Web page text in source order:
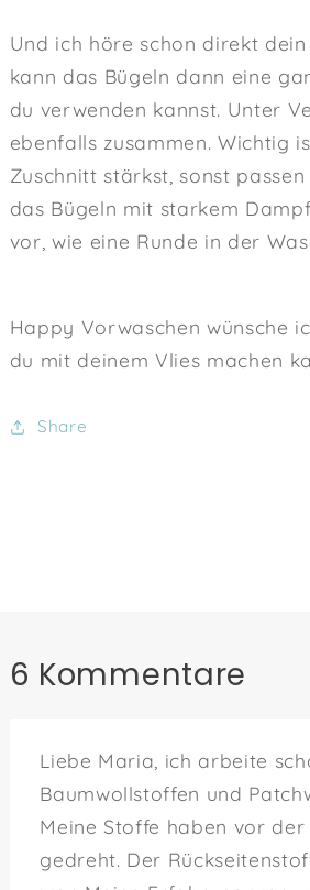
Und ich höre schon direkt
kann das Bügeln dann eine
du verwenden kannst. Unter
ebenfalls zusammen. Wichtig
Zuschnitt stärkst, sonst
das Bügeln mit starkem
vor, wie eine Runde in der
Happy Vorwaschen wünsche
du mit deinem Vlies machen
Share
6 Kommentare
Liebe Maria, ich arbeite
Baumwollstoffen und
Meine Stoffe haben vor
gedreht. Der